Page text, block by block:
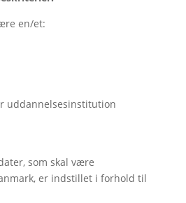
en/et:
uddannelsesinstitution
som skal være
er indstillet i forhold til